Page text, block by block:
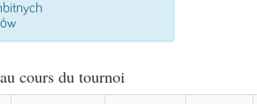
cours du tournoi